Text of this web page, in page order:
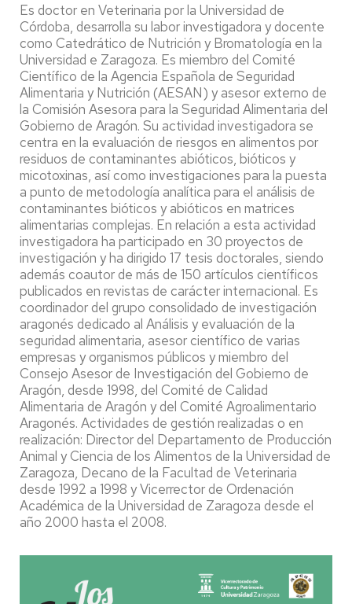
Es doctor en Veterinaria por la Universidad de
Córdoba, desarrolla su labor investigadora y docente
como Catedrático de Nutrición y Bromatología en la
Universidad e Zaragoza. Es miembro del Comité
Científico de la Agencia Española de Seguridad
Alimentaria y Nutrición (AESAN) y asesor externo de
la Comisión Asesora para la Seguridad Alimentaria del
Gobierno de Aragón. Su actividad investigadora se
centra en la evaluación de riesgos en alimentos por
residuos de contaminantes abióticos, bióticos y
micotoxinas, así como investigaciones para la puesta
a punto de metodología analítica para el análisis de
contaminantes bióticos y abióticos en matrices
alimentarias complejas. En relación a esta actividad
investigadora ha participado en 30 proyectos de
investigación y ha dirigido 17 tesis doctorales, siendo
además coautor de más de 150 artículos científicos
publicados en revistas de carácter internacional. Es
coordinador del grupo consolidado de investigación
aragonés dedicado al Análisis y evaluación de la
seguridad alimentaria, asesor científico de varias
empresas y organismos públicos y miembro del
Consejo Asesor de Investigación del Gobierno de
Aragón, desde 1998, del Comité de Calidad
Alimentaria de Aragón y del Comité Agroalimentario
Aragonés. Actividades de gestión realizadas o en
realización: Director del Departamento de Producción
Animal y Ciencia de los Alimentos de la Universidad de
Zaragoza, Decano de la Facultad de Veterinaria
desde 1992 a 1998 y Vicerrector de Ordenación
Académica de la Universidad de Zaragoza desde el
año 2000 hasta el 2008.